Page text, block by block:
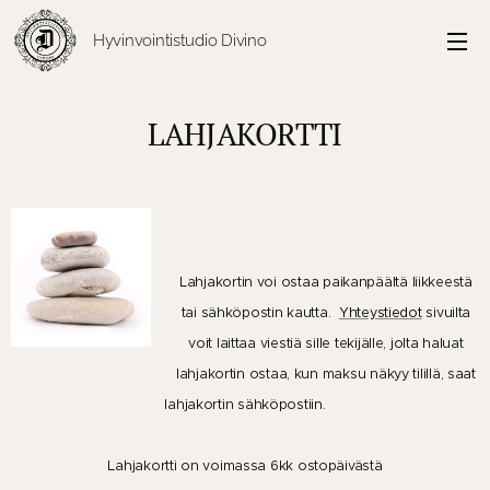
Hyvinvointistudio Divino
LAHJAKORTTI
Lahjakortin voi ostaa paikanpäältä liikkeestä
tai sähköpostin kautta. Yhteystiedotsivuilta
voit laittaa viestiä sille tekijälle, jolta haluat
lahjakortin ostaa, kun maksu näkyy tilillä, saat
lahjakortin sähköpostiin.
Lahjakortti on voimassa 6kk ostopäivästä